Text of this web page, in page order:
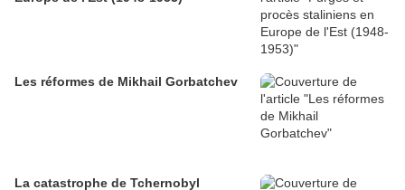
Les réformes de Mikhail Gorbatchev
La catastrophe de Tchernobyl